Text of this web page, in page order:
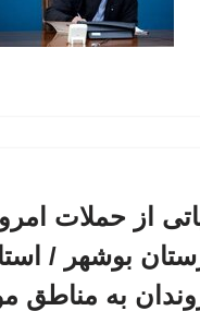
از حملات
بوشهر /
به مناطق